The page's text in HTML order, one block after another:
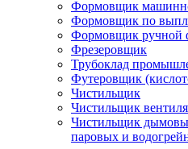
Формовщик
Формовщик по
Формовщик ручной
Фрезеровщик
Трубоклад
Футеровщик
Чистильщик
Чистильщик
Чистильщик
паровых и